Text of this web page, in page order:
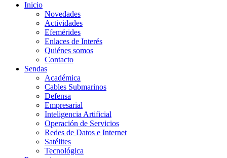
Inicio
Novedades
Actividades
Efemérides
Enlaces de Interés
Quiénes somos
Contacto
Sendas
Académica
Cables Submarinos
Defensa
Empresarial
Inteligencia Artificial
Operación de Servicios
Redes de Datos e Internet
Satélites
Tecnológica